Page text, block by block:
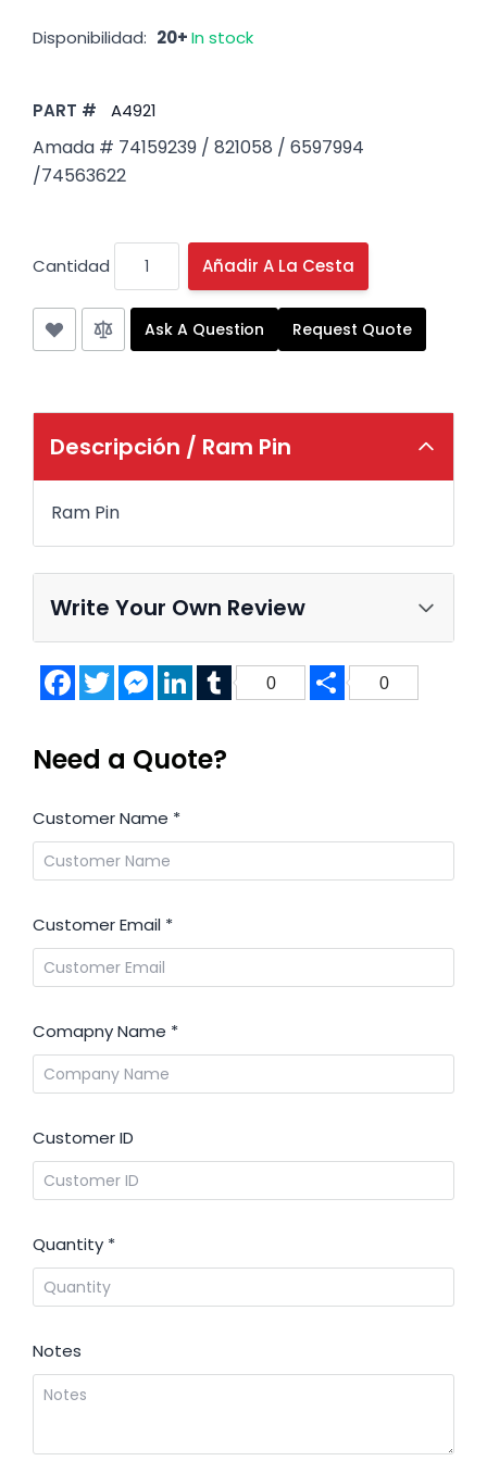
Disponibilidad: 20+In stock
PART # A4921
Amada # 74159239 / 821058 / 6597994
/74563622
Cantidad Añadir A La Cesta
Ask A Question Request Quote
Descripción / Ram Pin
Ram Pin
Write Your Own Review
FacebookTwitterMessenger
LinkedInTumblr
0 Share
0
Need a Quote?
Customer Name *
Customer Email *
Comapny Name *
Customer ID
Quantity *
Notes